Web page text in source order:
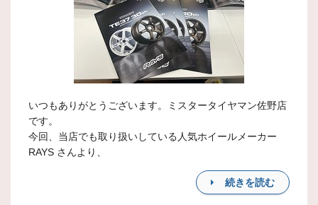
いつもありがとうございます。ミスタータイヤマン佐野店
です。
今回、当店でも取り扱いしている人気ホイールメーカー
RAYS さんより、
続きを読む